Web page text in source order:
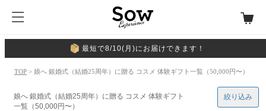
最短で8/10(月)にお届けできます！
TOP > 娘へ 銀婚式（結婚25周年）に贈る コスメ 体験ギフト一覧（50,000円〜）
娘へ 銀婚式（結婚25周年）に贈る コスメ 体験ギフト
一覧（50,000円〜）
絞り込み